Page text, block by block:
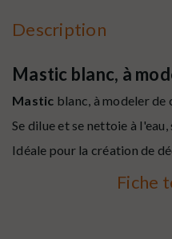
Description
Mastic blanc, à
Mastic blanc, à modeler de
Se dilue et se nettoie à l'eau,
Idéale pour la création de
Fiche